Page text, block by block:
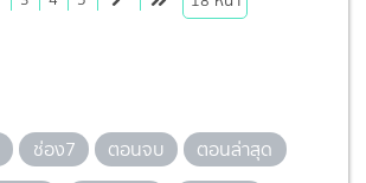
ช่อง7 ตอนจบ
ตอนล่าสุด